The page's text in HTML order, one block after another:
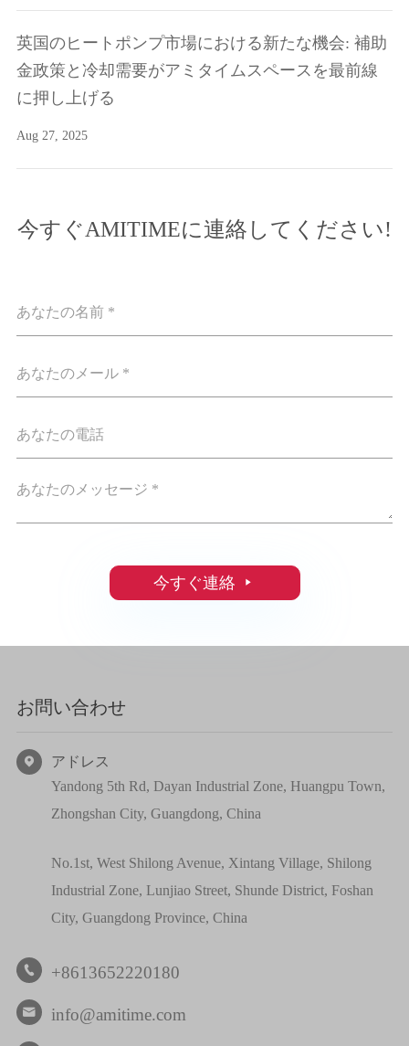
英国のヒートポンプ市場における新たな機会: 補助
金政策と冷却需要がアミタイムスペースを最前線
に押し上げる
Aug 27, 2025
今すぐAMITIMEに連絡してください!
今すぐ連絡 
お問い合わせ

アドレス
Yandong 5th Rd, Dayan Industrial Zone, Huangpu Town,
Zhongshan City, Guangdong, China
No.1st, West Shilong Avenue, Xintang Village, Shilong
Industrial Zone, Lunjiao Street, Shunde District, Foshan
City, Guangdong Province, China
 +8613652220180
 info@amitime.com